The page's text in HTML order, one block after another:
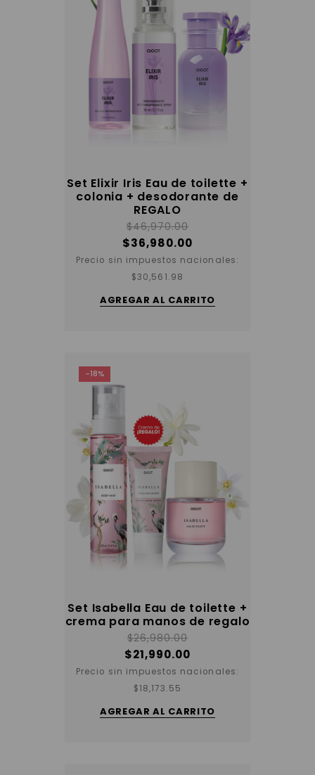
Set Elixir Iris Eau de toilette +
colonia + desodorante de
REGALO
$46,970.00
$36,980.00
Precio sin impuestos nacionales:
$30,561.98
AGREGAR AL CARRITO
-18%
Set Isabella Eau de toilette +
crema para manos de regalo
$26,980.00
$21,990.00
Precio sin impuestos nacionales:
$18,173.55
AGREGAR AL CARRITO